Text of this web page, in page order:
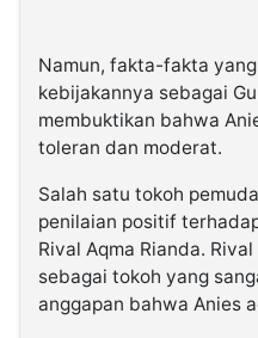
Namun, fakta-fakta
kebijakannya sebagai
membuktikan bahwa
toleran dan moderat.
Salah satu tokoh
penilaian positif
Rival Aqma Rianda.
sebagai tokoh yang
anggapan bahwa Anies